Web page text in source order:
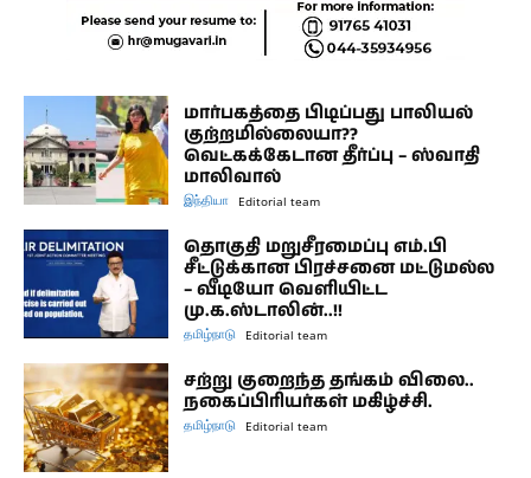
மார்பகத்தை பிடிப்பது பாலியல்
குற்றமில்லையா??
வெட்கக்கேடான தீர்ப்பு – ஸ்வாதி
மாலிவால்
இந்தியா Editorial team
தொகுதி மறுசீரமைப்பு எம்.பி
சீட்டுக்கான பிரச்சனை மட்டுமல்ல
– வீடியோ வெளியிட்ட
மு.க.ஸ்டாலின்..!!
தமிழ்நாடு Editorial team
சற்று குறைந்த தங்கம் விலை..
நகைப்பிரியர்கள் மகிழ்ச்சி.
தமிழ்நாடு Editorial team